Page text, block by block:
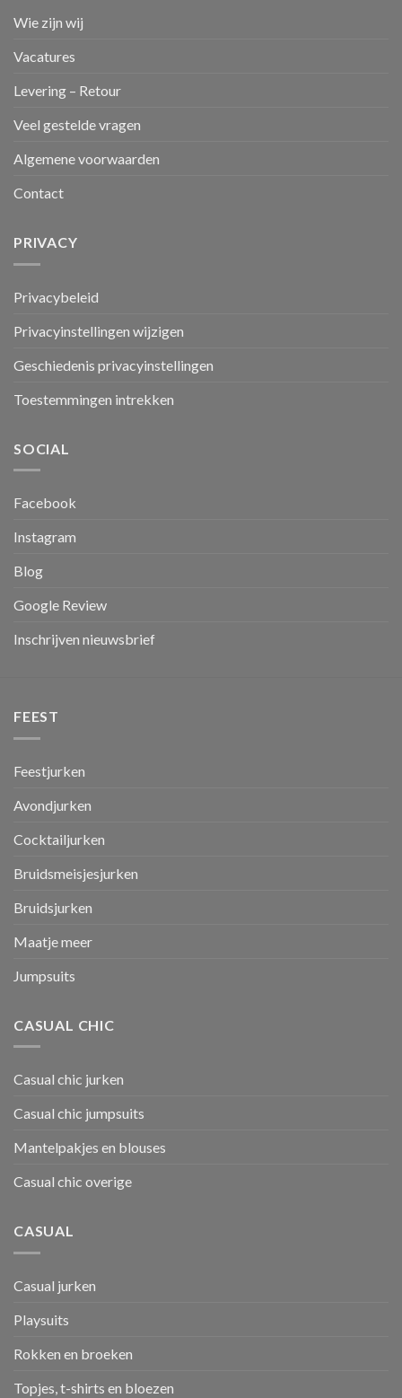
Wie zijn wij
Vacatures
Levering – Retour
Veel gestelde vragen
Algemene voorwaarden
Contact
PRIVACY
Privacybeleid
Privacyinstellingen wijzigen
Geschiedenis privacyinstellingen
Toestemmingen intrekken
SOCIAL
Facebook
Instagram
Blog
Google Review
Inschrijven nieuwsbrief
FEEST
Feestjurken
Avondjurken
Cocktailjurken
Bruidsmeisjesjurken
Bruidsjurken
Maatje meer
Jumpsuits
CASUAL CHIC
Casual chic jurken
Casual chic jumpsuits
Mantelpakjes en blouses
Casual chic overige
CASUAL
Casual jurken
Playsuits
Rokken en broeken
Topjes, t-shirts en bloezen